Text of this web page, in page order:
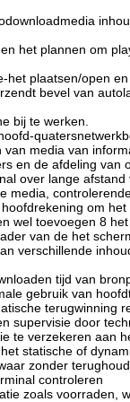
het plannen om
het plaatsen/open
bevel van
bij te werken.
media van
en de afdeling
over lange
media,
om
wel toevoegen 8
van de het
verschillende
tijd van
gebruik van
terugwinning
supervisie door
te verzekeren aan
statische of
zonder
controleren
zoals voorraden,